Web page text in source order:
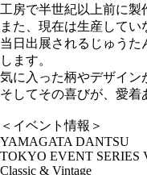
工房で半世紀以上前に製
また、現在は生産して
当日出展されるじゅう
します。
気に入った柄やデザイン
そしてその喜びが、愛着
＜イベント情報＞
YAMAGATA DANTSU
TOKYO EVENT SERIES
Classic & Vintage